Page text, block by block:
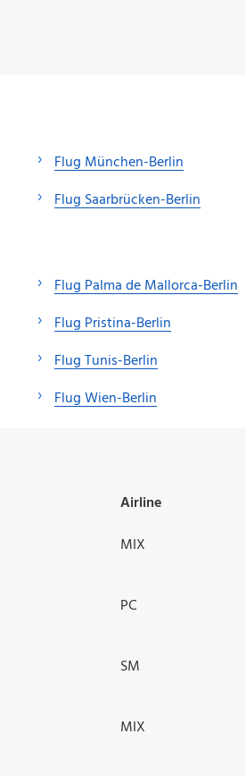
Flug München-Berlin
Flug Saarbrücken-Berlin
Flug Palma de Mallorca-Berlin
Flug Pristina-Berlin
Flug Tunis-Berlin
Flug Wien-Berlin
Airline
MIX
PC
SM
MIX